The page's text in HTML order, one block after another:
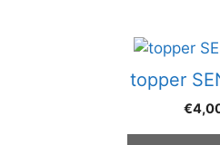
topper
€